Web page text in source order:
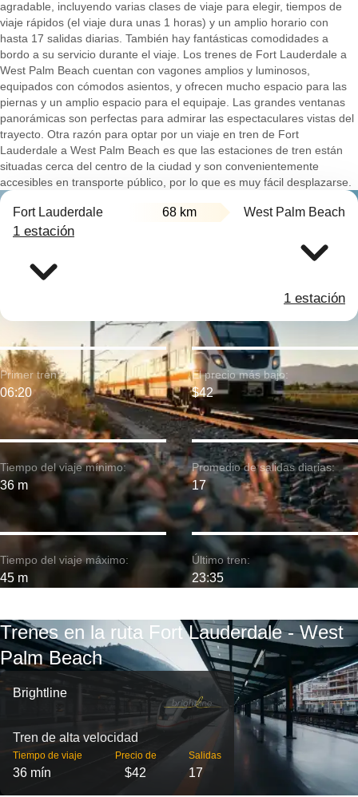
agradable, incluyendo varias clases de viaje para elegir, tiempos de
viaje rápidos (el viaje dura unas 1 horas) y un amplio horario con
hasta 17 salidas diarias. También hay fantásticas comodidades a
bordo a su servicio durante el viaje. Los trenes de Fort Lauderdale a
West Palm Beach cuentan con vagones amplios y luminosos,
equipados con cómodos asientos, y ofrecen mucho espacio para las
piernas y un amplio espacio para el equipaje. Las grandes ventanas
panorámicas son perfectas para admirar las espectaculares vistas del
trayecto. Otra razón para optar por un viaje en tren de Fort
Lauderdale a West Palm Beach es que las estaciones de tren están
situadas cerca del centro de la ciudad y son convenientemente
accesibles en transporte público, por lo que es muy fácil desplazarse.
Fort Lauderdale 68 km West Palm Beach
1 estación
1 estación
Tiempo del viaje mínimo:
36 m
Primer tren:
06:20
Tiempo del viaje máximo:
45 m
El precio más bajo:
$42
Promedio de salidas diarias:
17
Último tren:
23:35
Trenes en la ruta Fort Lauderdale - West
Palm Beach
Brightline
Tren de alta velocidad
Tiempo de viaje
36 mín
Precio de
$42
Salidas
17